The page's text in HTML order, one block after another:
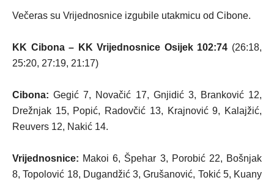
Večeras su Vrijednosnice izgubile utakmicu od Cibone.
KK Cibona – KK Vrijednosnice Osijek 102:74 (26:18,
25:20, 27:19, 21:17)
Cibona: Gegić 7, Novačić 17, Gnjidić 3, Branković 12,
Drežnjak 15, Popić, Radovčić 13, Krajnović 9, Kalajžić,
Reuvers 12, Nakić 14.
Vrijednosnice: Makoi 6, Špehar 3, Porobić 22, Bošnjak
8, Topolović 18, Dugandžić 3, Grušanović, Tokić 5, Kuany